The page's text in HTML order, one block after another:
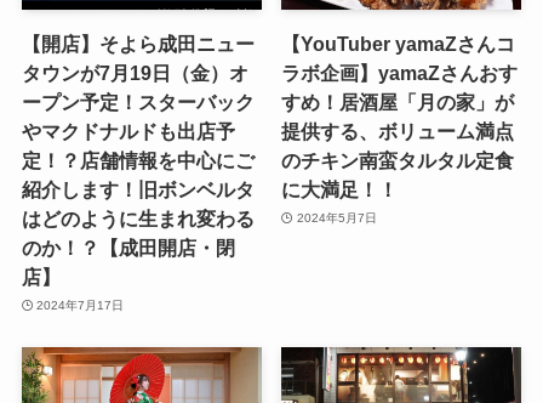
【開店】そよら成田ニュー
タウンが7月19日（金）オ
ープン予定！スターバック
やマクドナルドも出店予
定！？店舗情報を中心にご
紹介します！旧ボンベルタ
はどのように生まれ変わる
のか！？【成田開店・閉
店】
2024年7月17日
【YouTuber yamaZさんコ
ラボ企画】yamaZさんおす
すめ！居酒屋「月の家」が
提供する、ボリューム満点
のチキン南蛮タルタル定食
に大満足！！
2024年5月7日